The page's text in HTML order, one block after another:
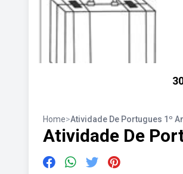
Home>Atividade De Portugues 1º
Atividade De